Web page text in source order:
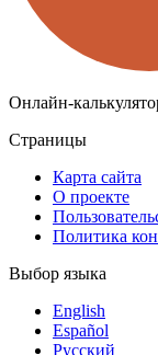
Онлайн-
Страницы
Карта сайта
О проекте
Политика
Выбор языка
English
Español
Русский